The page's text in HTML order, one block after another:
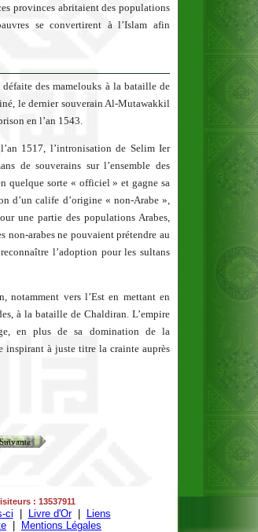
provinces abritaient des populations
se convertirent à l’Islam afin
des mamelouks à la bataille de
le dernier souverain Al-Mutawakkil
en l’an 1543.
1517, l’intronisation de Selim Ier
de souverains sur l’ensemble des
quelque sorte « officiel » et gagne sa
d’un calife d’origine « non-Arabe »,
une partie des populations Arabes,
non-arabes ne pouvaient prétendre au
l’adoption pour les sultans
notamment vers l’Est en mettant en
à la bataille de Chaldiran. L’empire
en plus de sa domination de la
inspirant à juste titre la crainte auprès
: 13537911
ci | Livre d'Or| Liens
| Mentions Légales